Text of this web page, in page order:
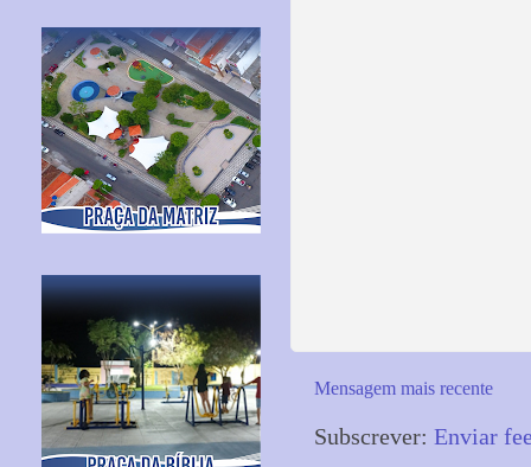
Mensagem mais recente
Subscrever: Enviar